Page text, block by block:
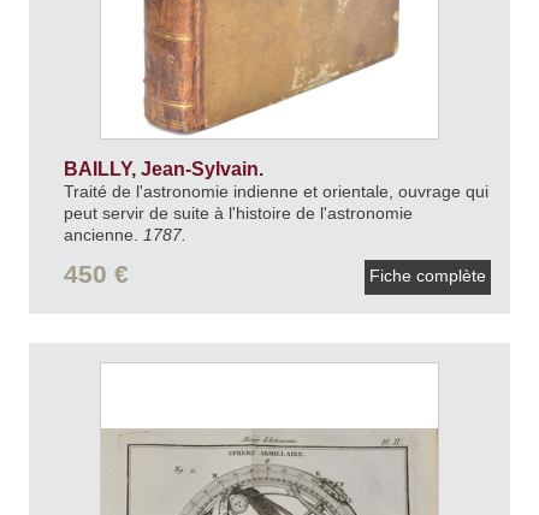
BAILLY, Jean-Sylvain.
Traité de l'astronomie indienne et orientale, ouvrage qui
peut servir de suite à l'histoire de l'astronomie
ancienne.
1787.
450 € Fiche complète